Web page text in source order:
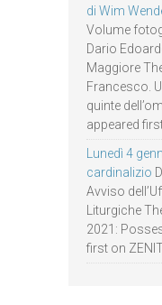
di Wim
Volume
Dario
Maggiore
Francesco.
quinte
appeared
Lunedì 4
cardinalizio
Avviso
Liturgiche
2021:
first on